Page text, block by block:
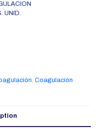
UNID.
, Coagulación